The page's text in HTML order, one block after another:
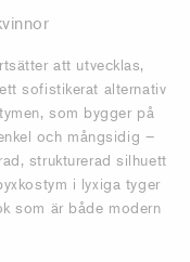
att utvecklas,
sofistikerat alternativ
som bygger på
och mångsidig –
strukturerad silhuett
i lyxiga tyger
som är både modern